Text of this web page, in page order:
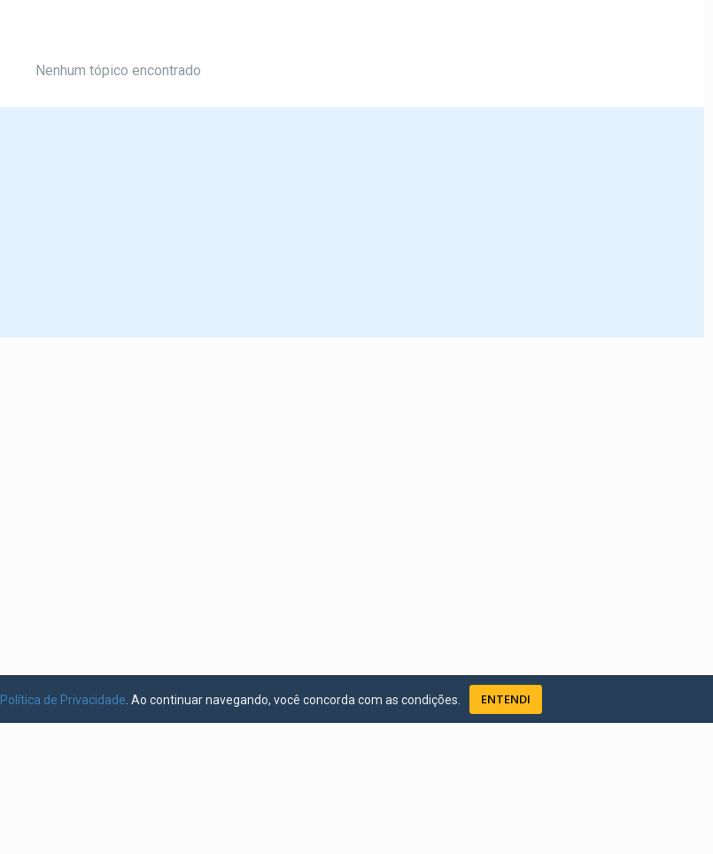
Nenhum tópico encontrado
Política de Privacidade . Ao continuar navegando, você concorda com as condições. ENTENDI